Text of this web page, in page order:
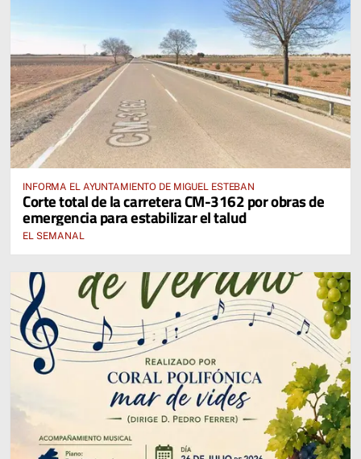
INFORMA EL AYUNTAMIENTO DE MIGUEL ESTEBAN
Corte total de la carretera CM-3162 por obras de
emergencia para estabilizar el talud
EL SEMANAL